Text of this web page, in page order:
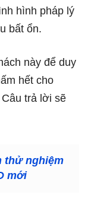
hình pháp lý
bất ổn.
này để duy
hết cho
trả lời sẽ
thử nghiệm
mới